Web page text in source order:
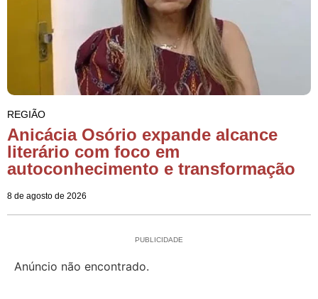
REGIÃO
Anicácia Osório expande alcance
literário com foco em
autoconhecimento e transformação
8 de agosto de 2026
PUBLICIDADE
Anúncio não encontrado.